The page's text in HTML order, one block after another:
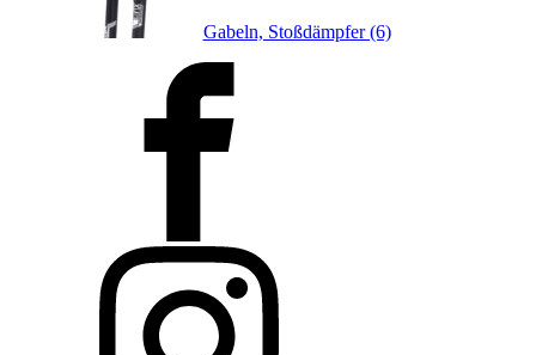
Gabeln, Stoßdämpfer (6)